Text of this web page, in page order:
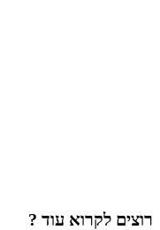
רוצים לקרוא עוד ?